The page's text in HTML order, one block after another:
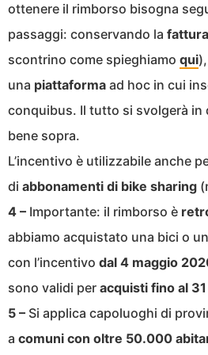
ottenere il rimborso bisogna
passaggi: conservando la fattura
scontrino come spieghiamo qui
una piattaforma ad hoc in cui
conquibus. Il tutto si svolgerà in
bene sopra.
L’incentivo è utilizzabile anche
di abbonamenti di bike sharing
4 – Importante: il rimborso è
abbiamo acquistato una bici o
con l’incentivo dal 4 maggio
sono validi per acquisti fino al
5 – Si applica capoluoghi di
a comuni con oltre 50.000